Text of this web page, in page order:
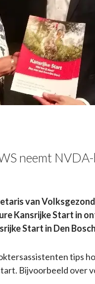
neemt
van
Kansrijke Start in
Start in Den
tips
Bijvoorbeeld over